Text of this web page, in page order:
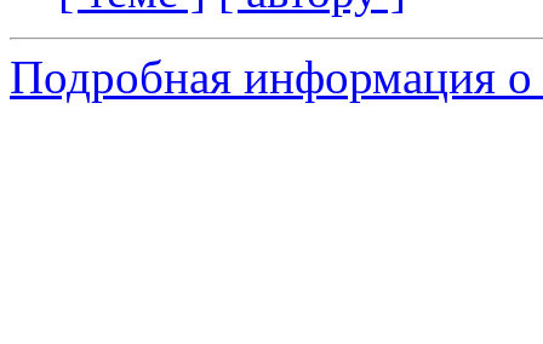
Подробная информация о